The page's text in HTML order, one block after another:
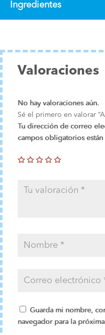
Ingredientes
Valoraciones
No hay valoraciones aún.
Sé el primero en valorar
Tu dirección de correo
campos obligatorios están
Guarda mi nombre,
navegador para la